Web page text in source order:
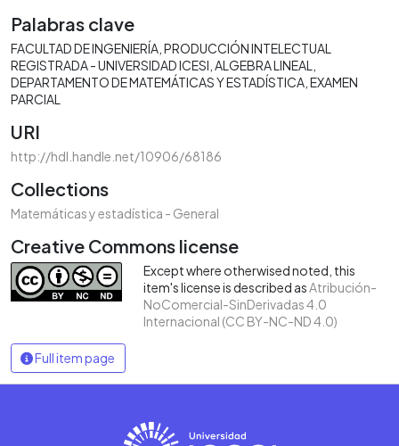
Palabras clave
FACULTAD DE INGENIERÍA PRODUCCIÓN INTELECTUAL
REGISTRADA - UNIVERSIDAD ICESI ALGEBRA LINEAL
DEPARTAMENTO DE MATEMÁTICAS Y ESTADÍSTICA EXAMEN
PARCIAL
URI
http://hdl.handle.net/10906/68186
Collections
Matemáticas y estadística - General
Creative Commons license
Except where otherwised noted, this
item's license is described asAtribución-
NoComercial-SinDerivadas 4.0
Internacional (CC BY-NC-ND 4.0)
Full item page